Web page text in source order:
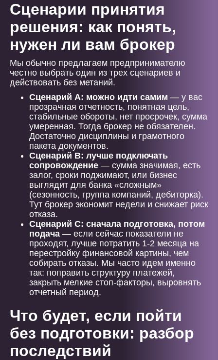
Сценарии принятия
решения: как понять,
нужен ли вам брокер
Мы обычно предлагаем предпринимателю
честно выбрать один из трех сценариев и
действовать без метаний.
Сценарий А: можно идти самим — у вас
прозрачная отчетность, понятная цель,
стабильные обороты, нет просрочек, сумма
умеренная. Тогда брокер не обязателен.
Достаточно дисциплины и грамотного
пакета документов.
Сценарий B: лучше подключать
сопровождение — сумма значимая, есть
залог, сроки поджимают, или бизнес
выглядит для банка «сложным»
(сезонность, группа компаний, дебиторка).
Тут брокер экономит недели и снижает риск
отказа.
Сценарий C: сначала подготовка, потом
подача — если сейчас показатели не
проходят, лучше потратить 1-2 месяца на
перестройку финансовой картины, чем
собирать отказы. Мы часто идем именно
так: поправить структуру платежей,
закрыть мелкие стоп-факторы, выровнять
отчетный период.
Что будет, если пойти
без подготовки: разбор
последствий